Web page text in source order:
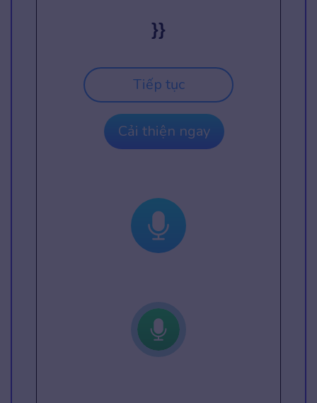
}}
Tiếp tục
Cải thiện ngay